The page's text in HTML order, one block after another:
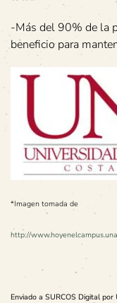
-Más del 90% de la
beneficio para
*Imagen tomada de
http://
Enviado a SURCOS Digital por